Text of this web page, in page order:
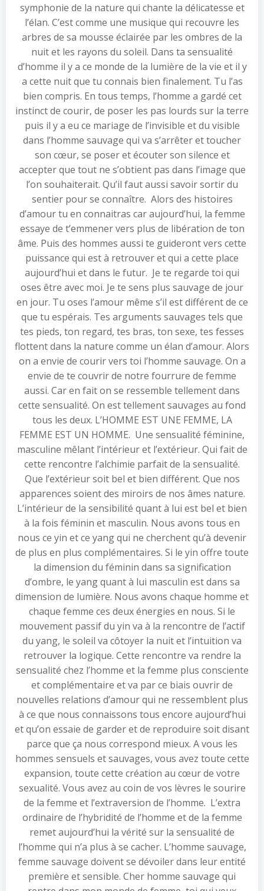
symphonie de la nature qui chante la délicatesse et
l’élan. C’est comme une musique qui recouvre les
arbres de sa mousse éclairée par les ombres de la
nuit et les rayons du soleil. Dans ta sensualité
d’homme il y a ce monde de la lumière de la vie et il y
a cette nuit que tu connais bien finalement. Tu l’as
bien compris. En tous temps, l’homme a gardé cet
instinct de courir, de poser les pas lourds sur la terre
puis il y a eu ce mariage de l’invisible et du visible
dans l’homme sauvage qui va s’arrêter et toucher
son cœur, se poser et écouter son silence et
accepter que tout ne s’obtient pas dans l’image que
l’on souhaiterait. Qu’il faut aussi savoir sortir du
sentier pour se connaître. Alors des histoires
d’amour tu en connaitras car aujourd’hui, la femme
essaye de t’emmener vers plus de libération de ton
âme. Puis des hommes aussi te guideront vers cette
puissance qui est à retrouver et qui a cette place
aujourd’hui et dans le futur. Je te regarde toi qui
oses être avec moi. Je te sens plus sauvage de jour
en jour. Tu oses l’amour même s’il est différent de ce
que tu espérais. Tes arguments sauvages tels que
tes pieds, ton regard, tes bras, ton sexe, tes fesses
flottent dans la nature comme un élan d’amour. Alors
on a envie de courir vers toi l’homme sauvage. On a
envie de te couvrir de notre fourrure de femme
aussi. Car en fait on se ressemble tellement dans
cette sensualité. On est tellement sauvages au fond
tous les deux. L’HOMME EST UNE FEMME, LA
FEMME EST UN HOMME. Une sensualité féminine,
masculine mêlant l’intérieur et l’extérieur. Qui fait de
cette rencontre l’alchimie parfait de la sensualité.
Que l’extérieur soit bel et bien différent. Que nos
apparences soient des miroirs de nos âmes nature.
L’intérieur de la sensibilité quant à lui est bel et bien
à la fois féminin et masculin. Nous avons tous en
nous ce yin et ce yang qui ne cherchent qu’à devenir
de plus en plus complémentaires. Si le yin offre toute
la dimension du féminin dans sa signification
d’ombre, le yang quant à lui masculin est dans sa
dimension de lumière. Nous avons chaque homme et
chaque femme ces deux énergies en nous. Si le
mouvement passif du yin va à la rencontre de l’actif
du yang, le soleil va côtoyer la nuit et l’intuition va
retrouver la logique. Cette rencontre va rendre la
sensualité chez l’homme et la femme plus consciente
et complémentaire et va par ce biais ouvrir de
nouvelles relations d’amour qui ne ressemblent plus
à ce que nous connaissons tous encore aujourd’hui
et qu’on essaie de garder et de reproduire soit disant
parce que ça nous correspond mieux. A vous les
hommes sensuels et sauvages, vous avez toute cette
expansion, toute cette création au cœur de votre
sexualité. Vous avez au coin de vos lèvres le sourire
de la femme et l’extraversion de l’homme. L’extra
ordinaire de l’hybridité de l’homme et de la femme
remet aujourd’hui la vérité sur la sensualité de
l’homme qui n’a plus à se cacher. L’homme sauvage,
femme sauvage doivent se dévoiler dans leur entité
première et sensible. Cher homme sauvage qui